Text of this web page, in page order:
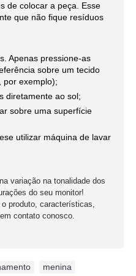
de colocar a peça. Esse
que não fique resíduos
Apenas pressione-as
sobre um tecido
por exemplo);
diretamente ao sol;
sobre uma superfície
utilizar máquina de lavar
variação na tonalidade dos
do seu monitor!
produto, características,
contato conosco.
menina